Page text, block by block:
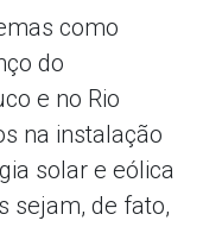
como
do
e no Rio
na instalação
solar e eólica
sejam, de fato,